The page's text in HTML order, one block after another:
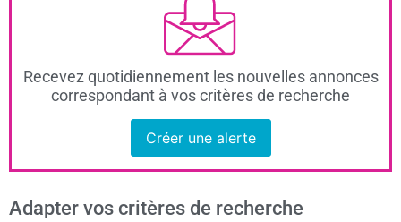
Recevez quotidiennement les nouvelles annonces
correspondant à vos critères de recherche
Créer une alerte
Adapter vos critères de recherche